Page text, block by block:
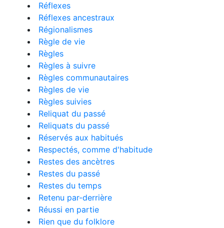
Réflexes
Réflexes ancestraux
Régionalismes
Règle de vie
Règles
Règles à suivre
Règles communautaires
Règles de vie
Règles suivies
Reliquat du passé
Reliquats du passé
Réservés aux habitués
Respectés, comme d'habitude
Restes des ancètres
Restes du passé
Restes du temps
Retenu par-derrière
Réussi en partie
Rien que du folklore